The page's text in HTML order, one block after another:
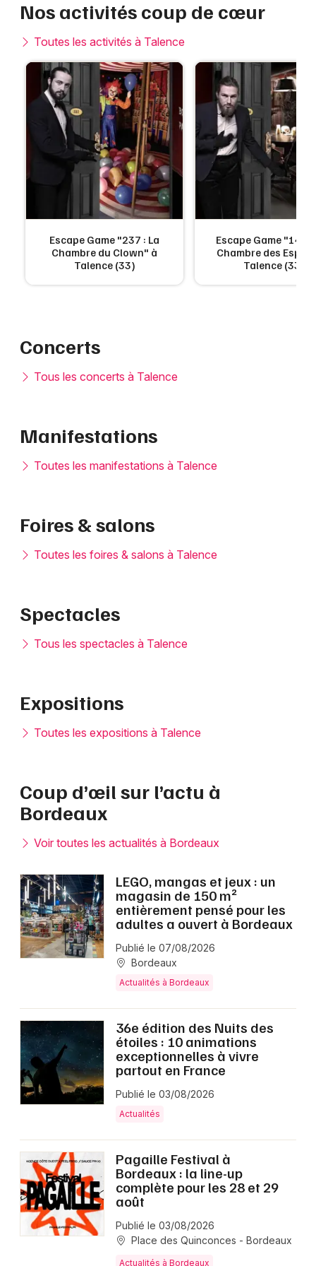
Nos activités coup de cœur
Toutes les activités à Talence
Escape Game "237 : La
Chambre du Clown" à
Talence (33)
Escape Game "1408
Chambre des
Talence (33)
Concerts
Tous les concerts à Talence
Manifestations
Toutes les manifestations à Talence
Foires & salons
Toutes les foires & salons à Talence
Spectacles
Tous les spectacles à Talence
Expositions
Toutes les expositions à Talence
Coup d’œil sur l’actu à
Bordeaux
Voir toutes les actualités à Bordeaux
LEGO, mangas et jeux : un
magasin de 150 m²
entièrement pensé pour les
adultes a ouvert à Bordeaux
Publié le 07/08/2026
Bordeaux
Actualités à Bordeaux
36e édition des Nuits des
étoiles : 10 animations
exceptionnelles à vivre
partout en France
Publié le 03/08/2026
Actualités
Pagaille Festival à
Bordeaux : la line-up
complète pour les 28 et 29
août
Publié le 03/08/2026
Place des Quinconces - Bordeaux
Actualités à Bordeaux